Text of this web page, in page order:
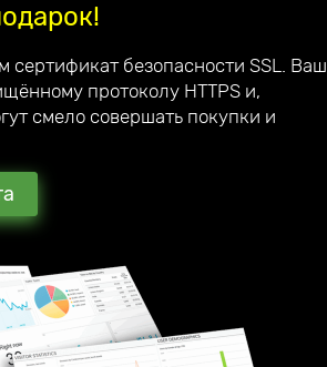
сертификат безопасности SSL. Ваш
протоколу HTTPS и,
смело совершать покупки и